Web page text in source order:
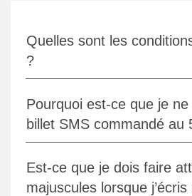
Quelles sont les
?
Pourquoi est-ce que je
billet SMS commandé au
Est-ce que je dois faire
majuscules lorsque